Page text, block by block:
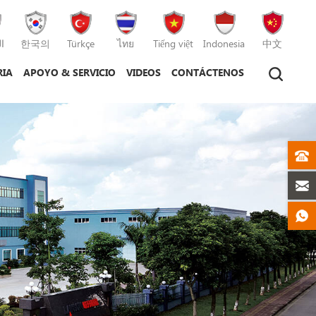
한국의 Türkçe ไทย Tiếng việt Indonesia 中文
APOYO & SERVICIO VIDEOS CONTÁCTENOS